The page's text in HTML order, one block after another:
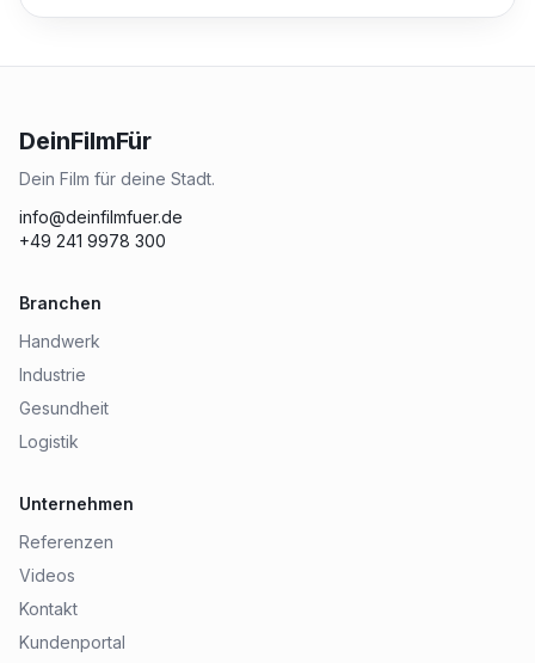
DeinFilmFür
Dein Film für deine Stadt.
info@deinfilmfuer.de
+49 241 9978 300
Branchen
Handwerk
Industrie
Gesundheit
Logistik
Unternehmen
Referenzen
Videos
Kontakt
Kundenportal